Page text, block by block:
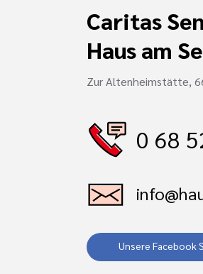
Caritas
Haus am
Zur Altenheimstätte,
0 68
Unsere Facebook